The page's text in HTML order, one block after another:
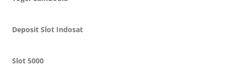
Deposit Slot Indosat
Slot 5000